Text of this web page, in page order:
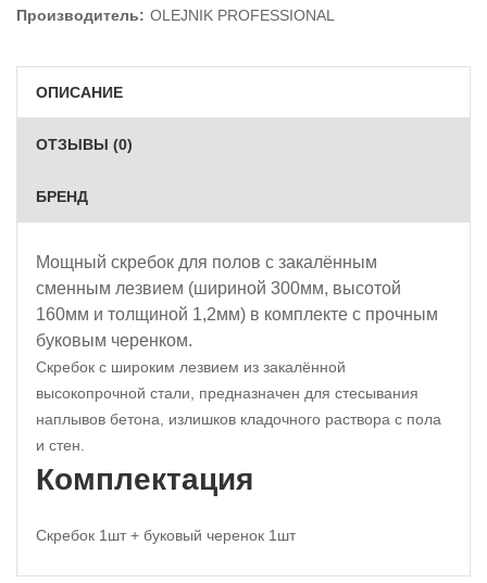
Производитель: OLEJNIK PROFESSIONAL
ОПИСАНИЕ
ОТЗЫВЫ (0)
БРЕНД
Мощный скребок для полов с закалённым
сменным лезвием (шириной 300мм, высотой
160мм и толщиной 1,2мм) в комплекте с прочным
буковым черенком.
Скребок с широким лезвием из закалённой
высокопрочной стали, предназначен для стесывания
наплывов бетона, излишков кладочного раствора с пола
и стен.
Комплектация
Скребок 1шт + буковый черенок 1шт